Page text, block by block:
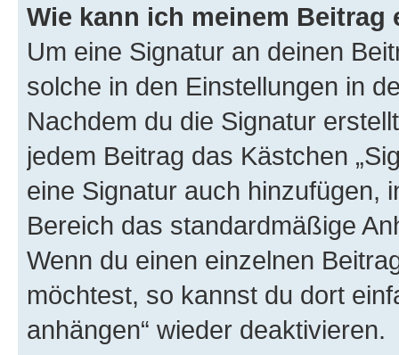
Wie kann ich meinem
Um eine Signatur an deinen
solche in den Einstellungen in
Nachdem du die Signatur
jedem Beitrag das Kästchen
eine Signatur auch hinzufügen,
Bereich das standardmäßige
Wenn du einen einzelnen
möchtest, so kannst du dort
anhängen“ wieder deaktivieren.